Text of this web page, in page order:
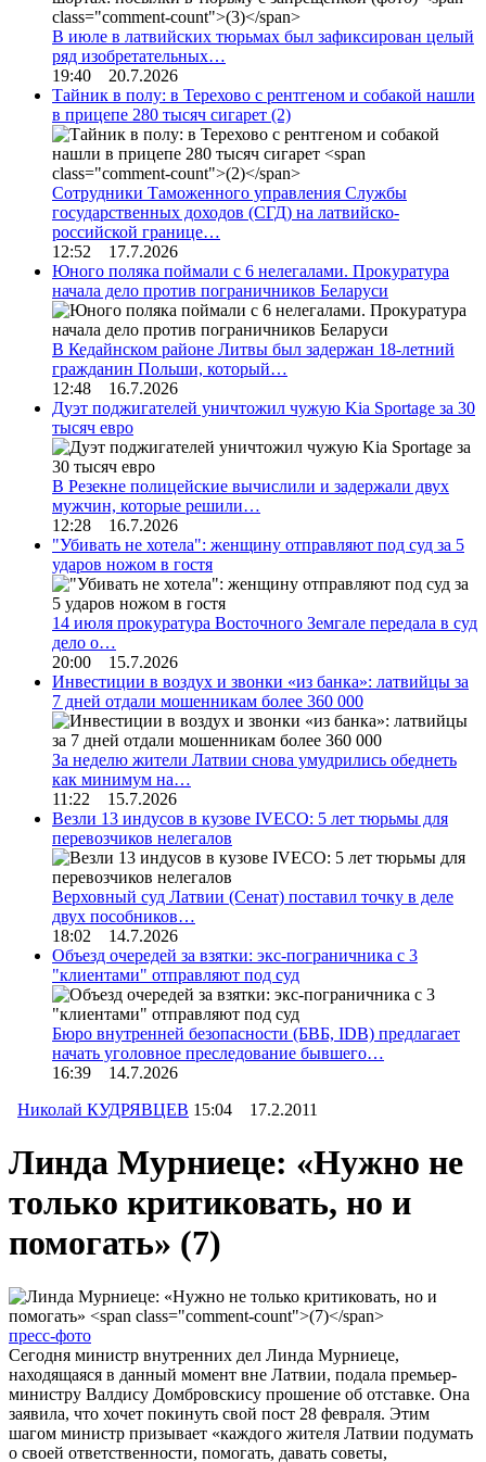
В июле в латвийских тюрьмах был зафиксирован целый
ряд изобретательных…
19:40 20.7.2026
Тайник в полу: в Терехово с рентгеном и собакой нашли
в прицепе 280 тысяч сигарет (2)
Сотрудники Таможенного управления Службы
государственных доходов (СГД) на латвийско-
российской границе…
12:52 17.7.2026
Юного поляка поймали с 6 нелегалами. Прокуратура
начала дело против пограничников Беларуси
В Кедайнском районе Литвы был задержан 18-летний
гражданин Польши, который…
12:48 16.7.2026
Дуэт поджигателей уничтожил чужую Kia Sportage за 30
тысяч евро
В Резекне полицейские вычислили и задержали двух
мужчин, которые решили…
12:28 16.7.2026
"Убивать не хотела": женщину отправляют под суд за 5
ударов ножом в гостя
14 июля прокуратура Восточного Земгале передала в суд
дело о…
20:00 15.7.2026
Инвестиции в воздух и звонки «из банка»: латвийцы за
7 дней отдали мошенникам более 360 000
За неделю жители Латвии снова умудрились обеднеть
как минимум на…
11:22 15.7.2026
Везли 13 индусов в кузове IVECO: 5 лет тюрьмы для
перевозчиков нелегалов
Верховный суд Латвии (Сенат) поставил точку в деле
двух пособников…
18:02 14.7.2026
Объезд очередей за взятки: экс-пограничника с 3
"клиентами" отправляют под суд
Бюро внутренней безопасности (БВБ, IDB) предлагает
начать уголовное преследование бывшего…
16:39 14.7.2026
Николай КУДРЯВЦЕВ 15:04 17.2.2011
Линда Мурниеце: «Нужно не
только критиковать, но и
помогать» (7)
пресс-фото
Сегодня министр внутренних дел Линда Мурниеце,
находящаяся в данный момент вне Латвии, подала премьер-
министру Валдису Домбровскису прошение об отставке. Она
заявила, что хочет покинуть свой пост 28 февраля. Этим
шагом министр призывает «каждого жителя Латвии подумать
о своей ответственности, помогать, давать советы,